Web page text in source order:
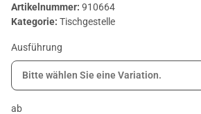
Artikelnummer: 910664
Kategorie: Tischgestelle
Ausführung
Bitte wählen Sie eine Variation.
ab